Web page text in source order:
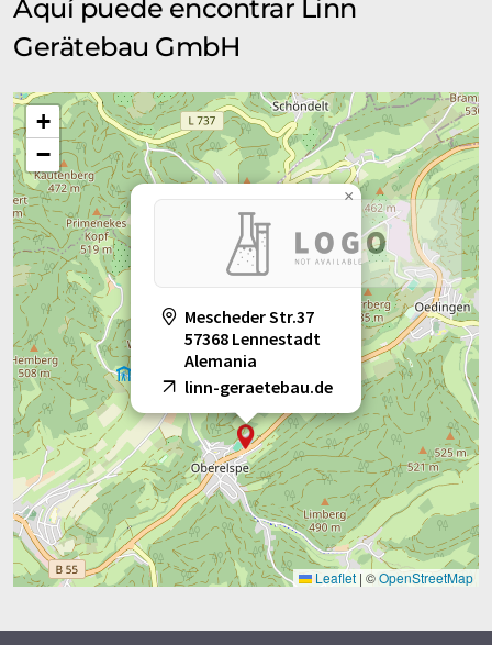
Aquí puede encontrar Linn
Gerätebau GmbH
Mescheder Str.37
57368 Lennestadt
Alemania
linn-geraetebau.de
×
+
−
Leaflet | ©OpenStreetMap